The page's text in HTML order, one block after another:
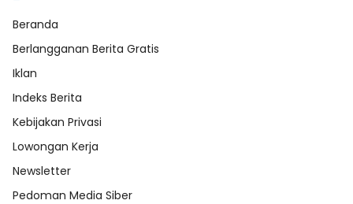
Beranda
Berlangganan Berita Gratis
Iklan
Indeks Berita
Kebijakan Privasi
Lowongan Kerja
Newsletter
Pedoman Media Siber